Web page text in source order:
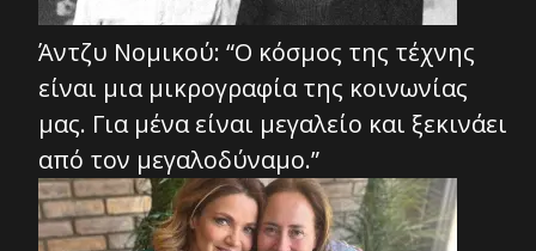
Άντζυ Νομικού: “Ο κόσμος της τέχνης
είναι μια μικρογραφία της κοινωνίας
μας. Για μένα είναι μεγαλείο και ξεκινάει
από τον μεγαλοδύναμο.”